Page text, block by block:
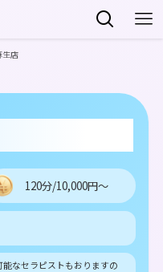
生店
120分/10,000円～
なセラピストもおりますの